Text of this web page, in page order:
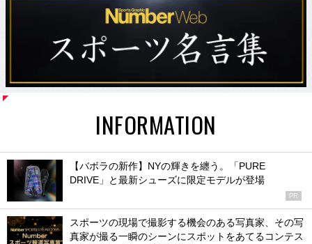
INFORMATION
【バボラの新作】NYの輝きを纏う。「PURE
DRIVE」と最新シューズに限定モデルが登場
PR
スポーツの現場で撮影する機会のある写真家、その写
真家が撮る一瞬のシーンにスポットをあてるコンテス